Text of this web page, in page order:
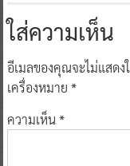
ใส่ความเห็น
อีเมลของคุณจะไม่แสด
เครื่องหมาย *
ความเห็น*